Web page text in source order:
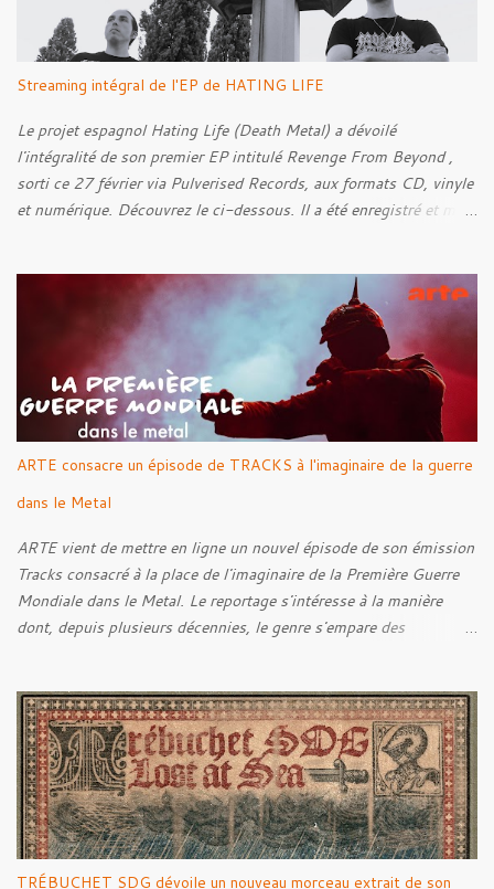
Streaming intégral de l'EP de HATING LIFE
Le projet espagnol Hating Life (Death Metal) a dévoilé
l'intégralité de son premier EP intitulé Revenge From Beyond ,
sorti ce 27 février via Pulverised Records, aux formats CD, vinyle
et numérique. Découvrez le ci-dessous. Il a été enregistré et mixé
Rebellion Against The Vile 05. Revenge From Beyond 06. The
Sense Of Fear
ARTE consacre un épisode de TRACKS à l'imaginaire de la guerre
dans le Metal
ARTE vient de mettre en ligne un nouvel épisode de son émission
Tracks consacré à la place de l'imaginaire de la Première Guerre
Mondiale dans le Metal. Le reportage s'intéresse à la manière
dont, depuis plusieurs décennies, le genre s'empare des
cette réflexion, Tracks est allé à la rencontre de Noise (
Kanonenfieber ) et de Dmytro Kumar ( 1914 ), qui reviennent sur
leur intérêt pour la Première Guerre mondiale. Le documentaire
donne également la parole au producteur Kristian "Kohle"
Kohlmannslehner, collaborateur de 1914 , ainsi qu'à l'historien
Ralf Raths, directeur du Musée allemand des blindés de Munster,
afin d'interroger plus largement la place des images de guerre
TRÉBUCHET SDG dévoile un nouveau morceau extrait de son